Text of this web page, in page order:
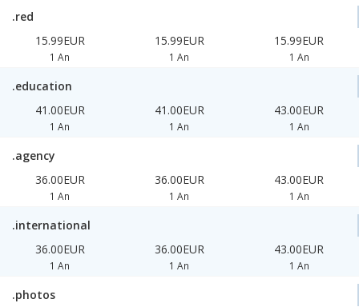
.red
15.99EUR
1 An
15.99EUR
1 An
15.99EUR
1 An
.education
41.00EUR
1 An
41.00EUR
1 An
43.00EUR
1 An
.agency
36.00EUR
1 An
36.00EUR
1 An
43.00EUR
1 An
.international
36.00EUR
1 An
36.00EUR
1 An
43.00EUR
1 An
.photos